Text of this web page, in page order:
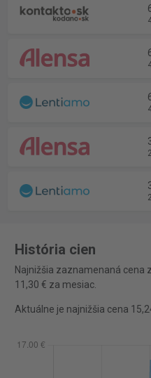
História cien
Najnižšia zaznamenaná cena
11,30 € za mesiac.
Aktuálne je najnižšia cena